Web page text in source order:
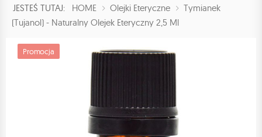
JESTEŚ TUTAJ: HOME Olejki Eteryczne
Tymianek
(tujanol) - Naturalny Olejek Eteryczny 2,5 Ml
Promocja